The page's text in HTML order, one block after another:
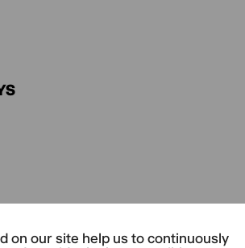
on our site help us to continuously